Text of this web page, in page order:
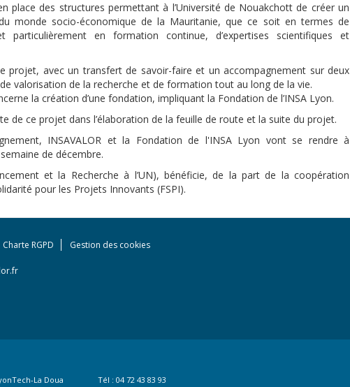
place des structures permettant à l’Université de Nouakchott de créer un
monde socio-économique de la Mauritanie, que ce soit en termes de
particulièrement en formation continue, d’expertises scientifiques et
projet, avec un transfert de savoir-faire et un accompagnement sur deux
valorisation de la recherche et de formation tout au long de la vie.
la création d’une fondation, impliquant la Fondation de l’INSA Lyon.
de ce projet dans l’élaboration de la feuille de route et la suite du projet.
INSAVALOR et la Fondation de l'INSA Lyon vont se rendre à
de décembre.
et la Recherche à l’UN), bénéficie, de la part de la coopération
pour les Projets Innovants (FSPI).
Charte RGPD Gestion des cookies
La Doua
Tél : 04 72 43 83 93